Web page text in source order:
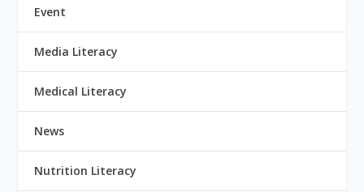
Event
Media Literacy
Medical Literacy
News
Nutrition Literacy